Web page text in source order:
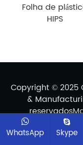
Folha de
HIPS
Copyright © 2025
&
reservados
WhatsApp Skype